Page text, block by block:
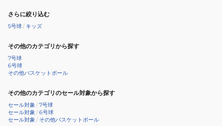
さらに絞り込む
5号球/ キッズ
その他のカテゴリから探す
7号球
6号球
その他バスケットボール
その他のカテゴリのセール対象から探す
セール対象 /7号球
セール対象 /6号球
セール対象 / その他バスケットボール